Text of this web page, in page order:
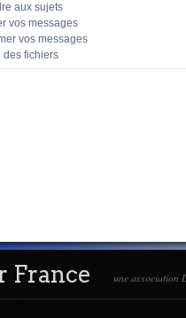
aux sujets
vos messages
vos messages
des fichiers
France une association